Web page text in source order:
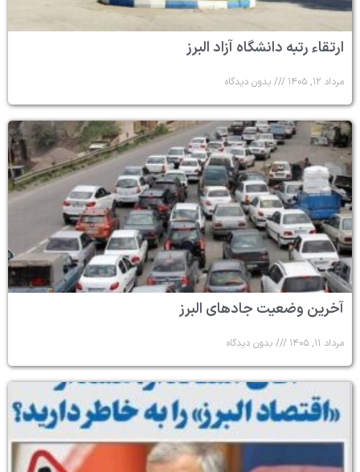
ارتقاء رتبه دانشگاه آزاد البرز
مرداد ۱۲, ۱۴۰۵ بدون دیدگاه
آخرین وضعیت جادهای البرز
مرداد ۱۱, ۱۴۰۵ بدون دیدگاه